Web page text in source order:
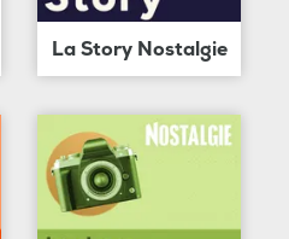
La Story Nostalgie